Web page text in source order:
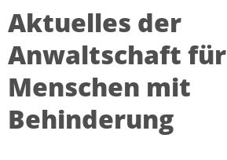
Aktuelles der
Anwaltschaft für
Menschen mit
Behinderung